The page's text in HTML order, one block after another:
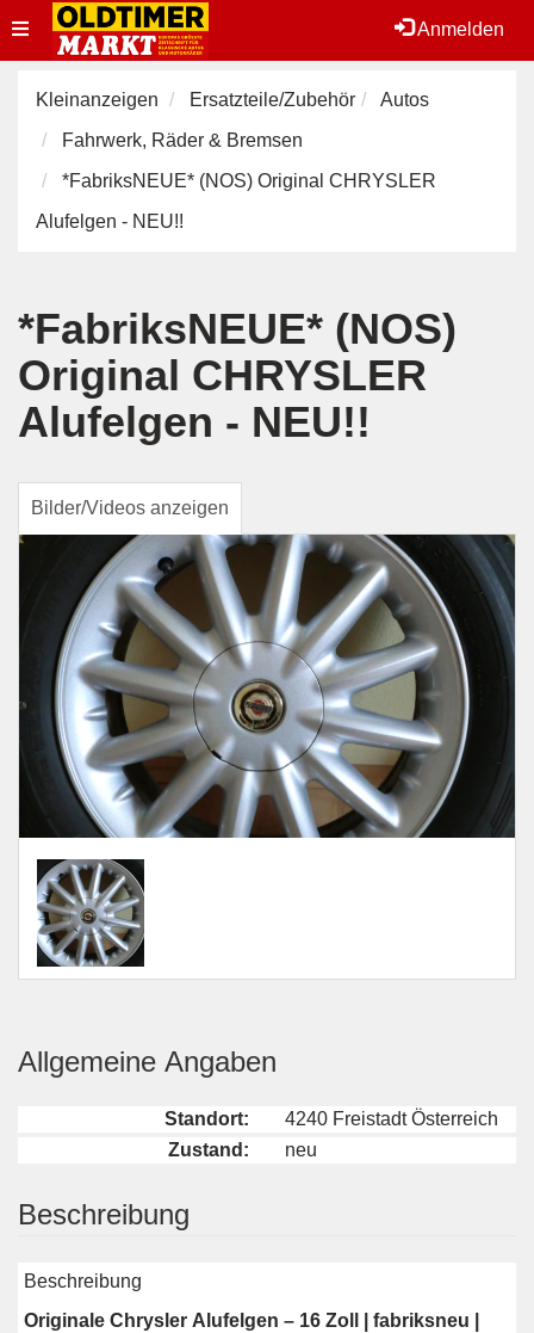
Anmelden
Toggle
navigation
Kleinanzeigen Ersatzteile/Zubehör
Autos
Fahrwerk, Räder & Bremsen
*FabriksNEUE* (NOS) Original CHRYSLER
Alufelgen - NEU!!
*FabriksNEUE* (NOS)
Original CHRYSLER
Alufelgen - NEU!!
Bilder/Videos anzeigen
Allgemeine Angaben
Standort:
4240 Freistadt Österreich
Zustand:
neu
Beschreibung
Beschreibung
Originale Chrysler Alufelgen – 16 Zoll | fabriksneu |